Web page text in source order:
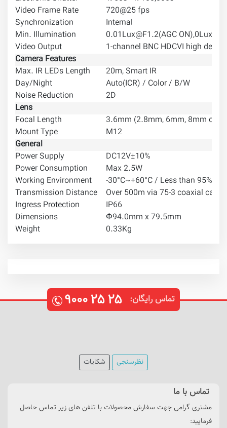
Video Frame Rate
720@25 fps
Synchronization
Internal
Min. Illumination
0.01Lux@F1.2(AGC ON),0Lux IR
Video Output
1-channel BNC HDCVI high
Camera Features
Max. IR LEDs Length
20m, Smart IR
Day/Night
Auto(ICR) / Color / B/W
Noise Reduction
2D
Lens
Focal Length
3.6mm (2.8mm, 6mm, 8mm
Mount Type
M12
General
Power Supply
DC12V±10%
Power Consumption
Max 2.5W
Working Environment
-30°C~+60°C / Less than
Transmission Distance
Over 500m via 75-3 coaxial cable
Ingress Protection
IP66
Dimensions
Φ94.0mm x 79.5mm
Weight
0.33Kg
تماس رایگان: ۹۰۰۰۲۵۲۵
نظرسنجی شکایات
تماس با ما
مشتری گرامی جهت سفارش محصولات با تلفن های زیر تماس حاصل
فرمایید: